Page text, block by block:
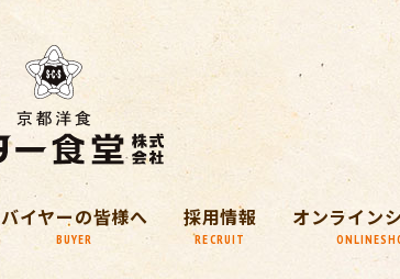
バイヤーの皆様へ
BUYER
採用情報
RECRUIT
オンライン